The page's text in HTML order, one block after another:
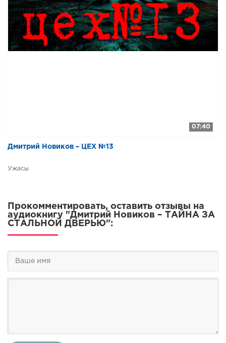
07:40
Дмитрий Новиков – ЦЕХ №13
Ужасы
Прокомментировать, оставить отзывы на
аудиокнигу "Дмитрий Новиков – ТАЙНА ЗА
СТАЛЬНОЙ ДВЕРЬЮ":